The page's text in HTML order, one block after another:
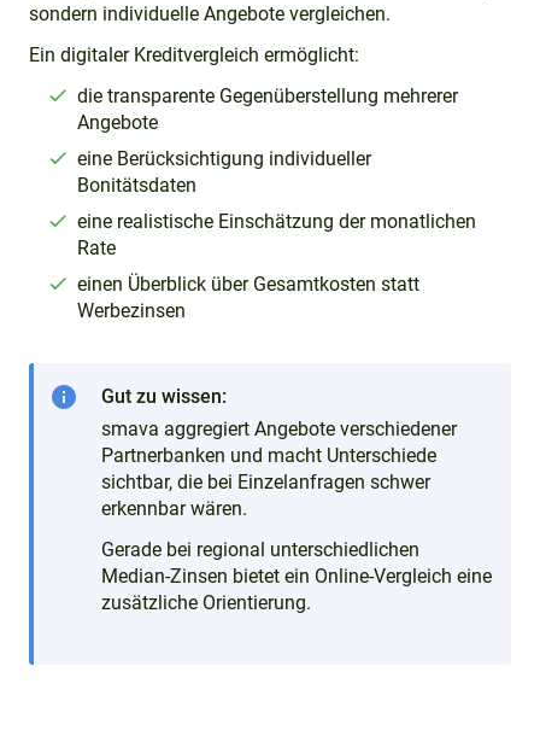
sondern individuelle Angebote vergleichen.
Ein digitaler Kreditvergleich ermöglicht:
die transparente Gegenüberstellung mehrerer
Angebote
eine Berücksichtigung individueller
Bonitätsdaten
eine realistische Einschätzung der monatlichen
Rate
einen Überblick über Gesamtkosten statt
Werbezinsen
info
Gut zu wissen:
smava aggregiert Angebote verschiedener
Partnerbanken und macht Unterschiede
sichtbar, die bei Einzelanfragen schwer
erkennbar wären.
Gerade bei regional unterschiedlichen
Median-Zinsen bietet ein Online-Vergleich eine
zusätzliche Orientierung.